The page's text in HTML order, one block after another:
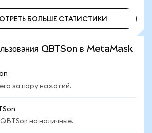
БОЛЬШЕ СТАТИСТИКИ
QBTSon в MetaMask
за пару нажатий.
на наличные.